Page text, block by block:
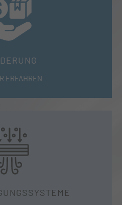
ERFAHREN